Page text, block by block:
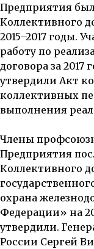
Предприятия
Коллективного
2015–2017 годы.
работу по
договора за 2017
утвердили Акт
коллективных
выполнения
Члены
Предприятия
Коллективного
охрана
Федерации» на
утвердили.
России Сергей